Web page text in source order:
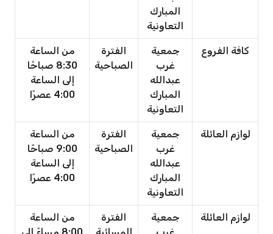
المبارك
التعاونية
كافة الفروع
جمعية
غرب
عبدالله
المبارك
التعاونية
الفترة
الصباحية
من الساعة
8:30 صباحًا
إلى الساعة
4:00 عصرًا
لوازم العائلة
جمعية
غرب
عبدالله
المبارك
التعاونية
الفترة
الصباحية
من الساعة
9:00 صباحًا
إلى الساعة
4:00 عصرًا
لوازم العائلة
جمعية
الفترة
من الساعة